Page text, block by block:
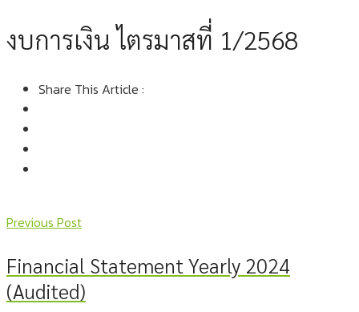
งบการเงิน ไตรมาสที่ 1/2568
Share This Article :
Previous Post
Financial Statement Yearly 2024
(Audited)